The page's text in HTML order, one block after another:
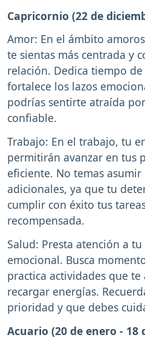
Capricornio (22 de
Amor: En el ámbito
te sientas más centrada y
relación. Dedica tiempo
fortalece los lazos
podrías sentirte atraída
confiable.
Trabajo: En el trabajo, tu
permitirán avanzar en tus
eficiente. No temas
adicionales, ya que tu
cumplir con éxito tus
recompensada.
Salud: Presta atención a
emocional. Busca
practica actividades que
recargar energías.
prioridad y que debes
Acuario (20 de enero - 18